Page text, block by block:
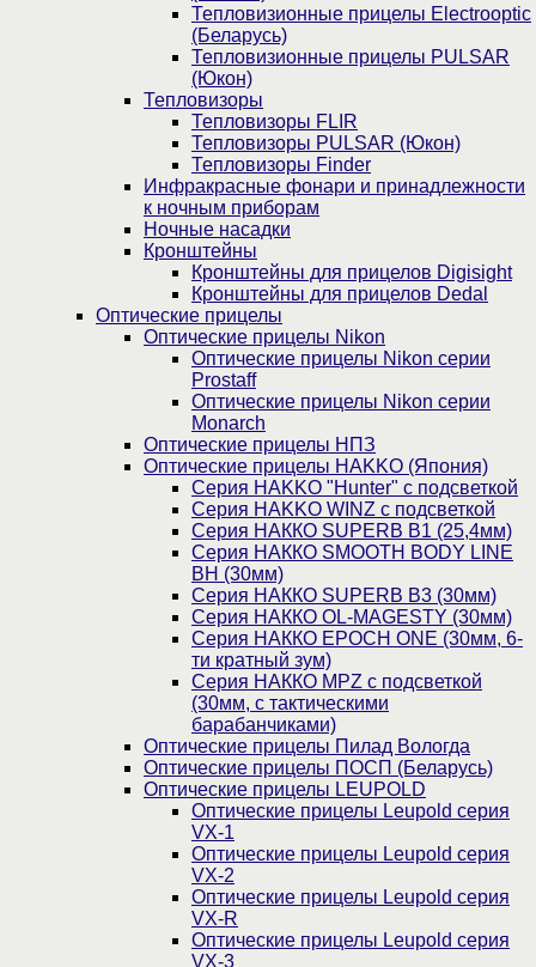
Тепловизионные прицелы Electrooptic
(Беларусь)
Тепловизионные прицелы PULSAR
(Юкон)
Тепловизоры
Тепловизоры FLIR
Тепловизоры PULSAR (Юкон)
Тепловизоры Finder
Инфракрасные фонари и принадлежности
к ночным приборам
Ночные насадки
Кронштейны
Кронштейны для прицелов Digisight
Кронштейны для прицелов Dedal
Оптические прицелы
Оптические прицелы Nikon
Оптические прицелы Nikon серии
Prostaff
Оптические прицелы Nikon серии
Monarch
Оптические прицелы НПЗ
Оптические прицелы HAKKO (Япония)
Cерия HAKKO "Hunter" с подсветкой
Серия НAKKO WINZ с подсветкой
Серия НАККО SUPERB B1 (25,4мм)
Серия НАККО SMOOTH BODY LINE
BH (30мм)
Серия НАККО SUPERB B3 (30мм)
Серия НАККО OL-MAGESTY (30мм)
Серия НАККО EPOCH ONE (30мм, 6-
ти кратный зум)
Серия НАККО MPZ с подсветкой
(30мм, c тактическими
барабанчиками)
Оптические прицелы Пилад Вологда
Оптические прицелы ПОСП (Беларусь)
Оптические прицелы LEUPOLD
Оптические прицелы Leupold серия
VX-1
Оптические прицелы Leupold серия
VX-2
Оптические прицелы Leupold серия
VX-R
Оптические прицелы Leupold серия
VX-3